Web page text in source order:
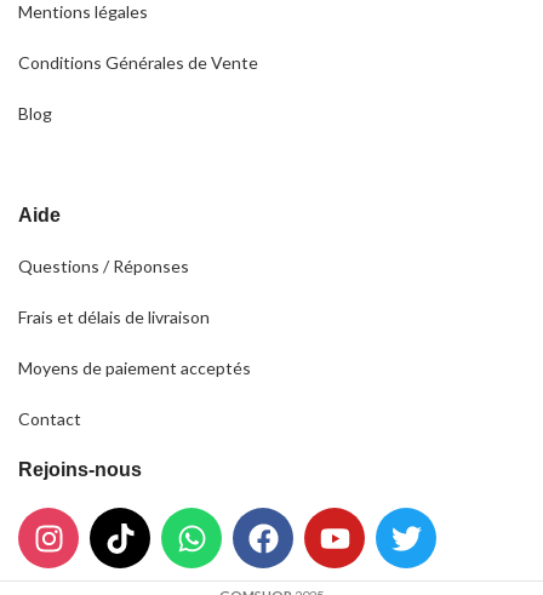
Mentions légales
Conditions Générales de Vente
Blog
Aide
Questions / Réponses
Frais et délais de livraison
Moyens de paiement acceptés
Contact
Rejoins-nous